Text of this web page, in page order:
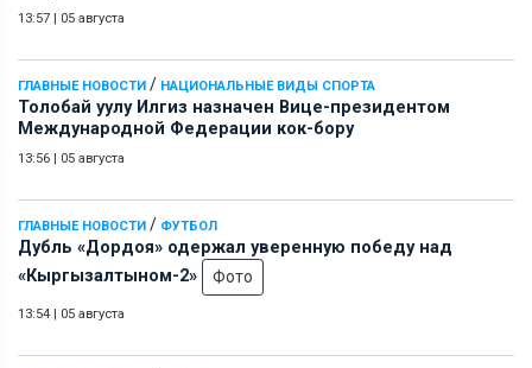
13:57 | 05 августа
ГЛАВНЫЕ НОВОСТИ / НАЦИОНАЛЬНЫЕ ВИДЫ СПОРТА
Толобай уулу Илгиз назначен Вице-президентом
Международной Федерации кок-бору
13:56 | 05 августа
ГЛАВНЫЕ НОВОСТИ / ФУТБОЛ
Дубль «Дордоя» одержал уверенную победу над
«Кыргызалтыном-2»
Фото
13:54 | 05 августа